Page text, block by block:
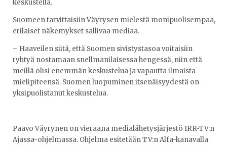
keskustella.
Suomeen tarvittaisiin Väyrysen mielestä monipuolisempaa,
erilaiset näkemykset sallivaa mediaa.
– Haaveilen siitä, että Suomen sivistystasoa voitaisiin
ryhtyä nostamaan snellmanilaisessa hengessä, niin että
meillä olisi enemmän keskustelua ja vapautta ilmaista
mielipiteensä. Suomen luopuminen itsenäisyydestä on
yksipuolistanut keskustelua.
Paavo Väyrynen on vieraana medialähetysjärjestö IRR-TV:n
Ajassa-ohjelmassa. Ohjelma esitetään TV:n Alfa-kanavalla